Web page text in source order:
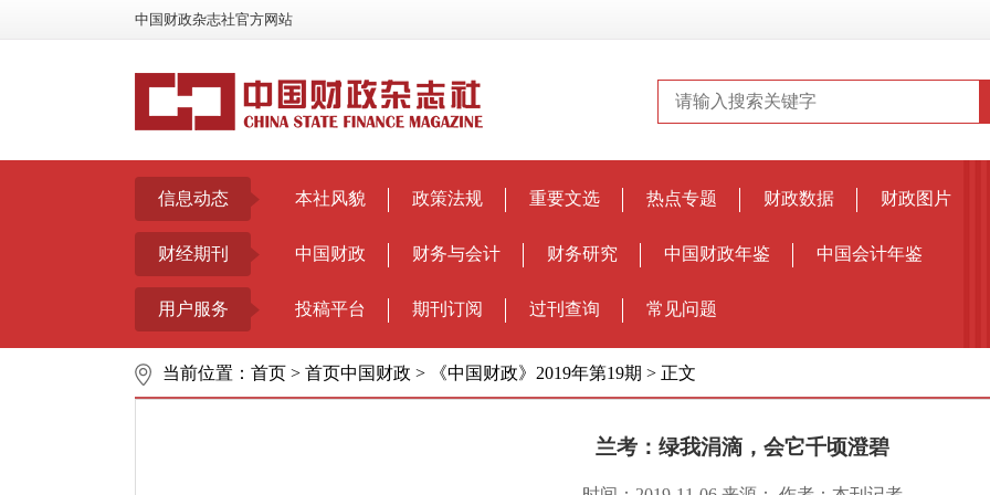
中国财政杂志社官方网站
信息动态 本社风貌 政策法规 重要文选 热点专题 财政数据 财政图片
财经期刊 中国财政 财务与会计 财务研究 中国财政年鉴 中国会计年鉴
用户服务 投稿平台 期刊订阅 过刊查询 常见问题
当前位置： 首页 > 首页中国财政 > 《中国财政》2019年第19期 > 正文
兰考：绿我涓滴，会它千顷澄碧